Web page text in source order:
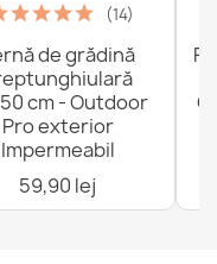
(14)
de grădină
cm - Outdoor
Pro exterior
Impermeabil
59,90 lej